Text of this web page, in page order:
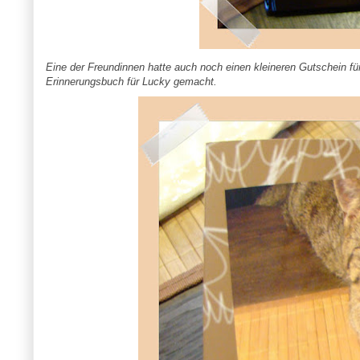
Eine der Freundinnen hatte auch noch einen kleineren Gutschein
Erinnerungsbuch für Lucky gemacht.